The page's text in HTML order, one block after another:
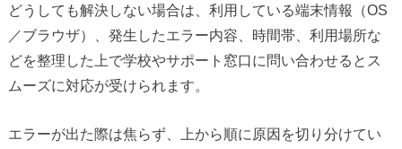
どうしても解決しない場合は、利用している端末情報（OS
／ブラウザ）、発生したエラー内容、時間帯、利用場所な
どを整理した上で学校やサポート窓口に問い合わせるとス
ムーズに対応が受けられます。
エラーが出た際は焦らず、上から順に原因を切り分けてい